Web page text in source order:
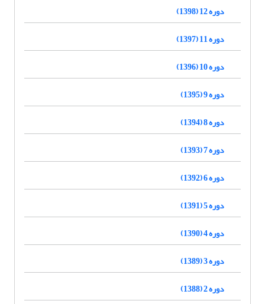
دوره 12 (1398)
دوره 11 (1397)
دوره 10 (1396)
دوره 9 (1395)
دوره 8 (1394)
دوره 7 (1393)
دوره 6 (1392)
دوره 5 (1391)
دوره 4 (1390)
دوره 3 (1389)
دوره 2 (1388)